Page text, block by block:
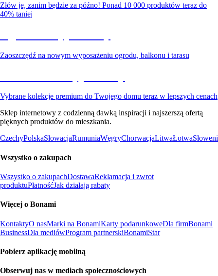
Złów je, zanim będzie za późno! Ponad 10 000 produktów teraz do
40% taniej
Zaoszczędź na nowym wyposażeniu ogrodu, balkonu i tarasu
Vybrane kolekcje premium do Twojego domu teraz w lepszych cenach
Sklep internetowy z codzienną dawką inspiracji i najszerszą ofertą
pięknych produktów do mieszkania.
CzechyPolskaSłowacjaRumuniaWęgryChorwacjaLitwaŁotwa
Wszystko o zakupach
Wszystko o zakupachDostawaReklamacja i zwrot
produktuPłatnośćJak działają rabaty
Więcej o Bonami
KontaktyO nasMarki na BonamiKarty podarunkoweDla firmBonami
BusinessDla mediówProgram partnerskiBonamiStar
Pobierz aplikację mobilną
Obserwuj nas w mediach społecznościowych